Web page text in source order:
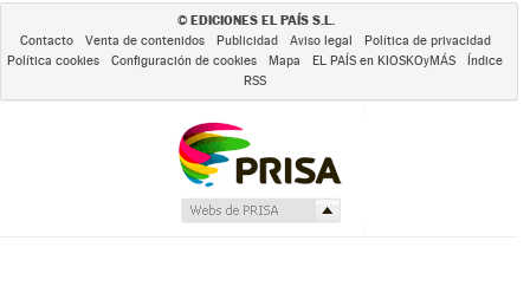
© EDICIONES EL PAÍS S.L.
Contacto Venta de contenidos Publicidad Aviso legal
Política de privacidad
Política cookies
Configuración de cookies Mapa EL PAÍS en KIOSKOyMÁS
Índice
RSS